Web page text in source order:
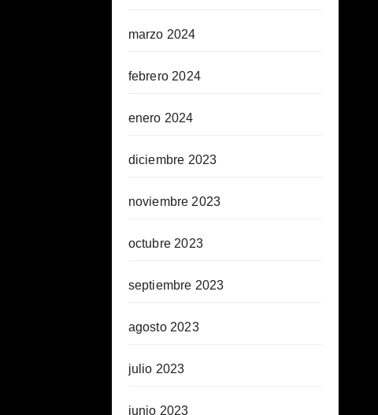
marzo 2024
febrero 2024
enero 2024
diciembre 2023
noviembre 2023
octubre 2023
septiembre 2023
agosto 2023
julio 2023
junio 2023